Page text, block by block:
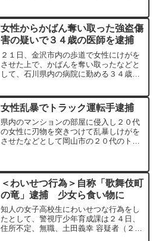
女性からかばん奪い取った強盗傷
害の疑いで３４歳の医師を逮捕
２１日、金沢市内の歩道で女性にけがを
させた上で、かばんを奪い取ったなどと
して、石川県内の病院に勤める３４歳の
女性乱暴でトラック運転手逮捕
県内のマンションの部屋に侵入し２０代
の女性に刃物を突きつけて乱暴しけがを
させたなどとして岡山市の２０代のトラ
＜わいせつ行為＞自称「歌舞伎町
の竜」逮捕 少女ら食い物に
知人の女子高校生にわいせつな行為をし
たとして、警視庁少年育成課は２４日、
住所不定、無職、土田義幸 容疑者（２